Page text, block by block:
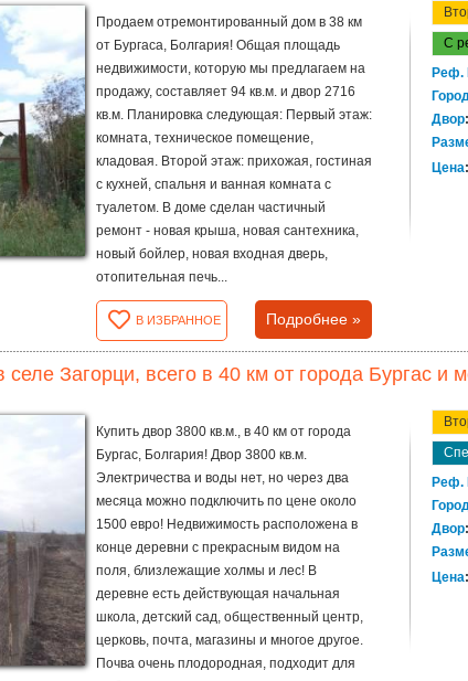
Продаем отремонтированный дом в 38 км
от Бургаса, Болгария! Общая площадь
недвижимости, которую мы предлагаем на
продажу, составляет 94 кв.м. и двор 2716
кв.м. Планировка следующая: Первый этаж:
комната, техническое помещение,
кладовая. Второй этаж: прихожая, гостиная
с кухней, спальня и ванная комната с
туалетом. В доме сделан частичный
ремонт - новая крыша, новая сантехника,
новый бойлер, новая входная дверь,
отопительная печь...
В ИЗБРАННОЕ Подробнее »
С
Реф.
Двор
Цена:
Загорци, всего в 40 км от города Бургас и
Купить двор 3800 кв.м., в 40 км от города
Бургас, Болгария! Двор 3800 кв.м.
Электричества и воды нет, но через два
месяца можно подключить по цене около
1500 евро! Недвижимость расположена в
конце деревни с прекрасным видом на
поля, близлежащие холмы и лес! В
деревне есть действующая начальная
школа, детский сад, общественный центр,
церковь, почта, магазины и многое другое.
Почва очень плодородная, подходит для
Реф.
Двор
Цена: